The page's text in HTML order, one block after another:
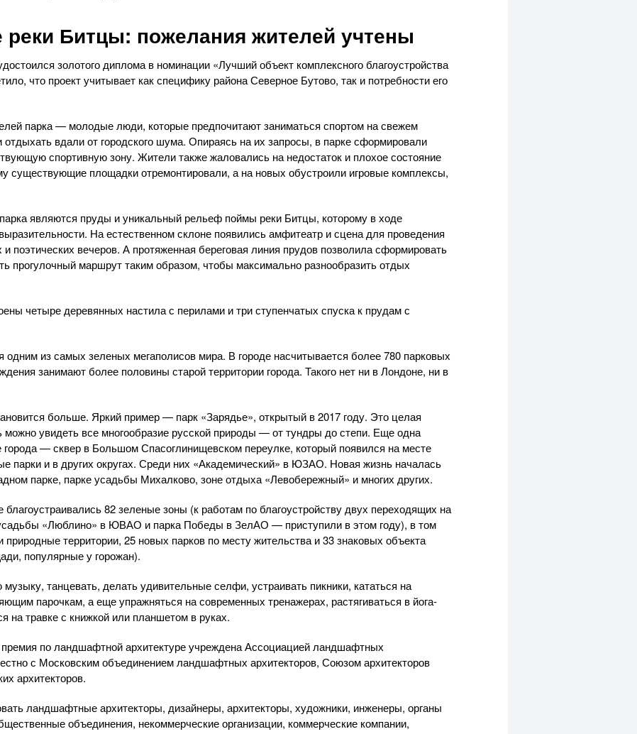
реки Битцы: пожелания жителей учтены
золотого диплома в номинации «Лучший объект комплексного благоустройства
что проект учитывает как специфику района Северное Бутово, так и потребности его
парка — молодые люди, которые предпочитают заниматься спортом на свежем
отдыхать вдали от городского шума. Опираясь на их запросы, в парке сформировали
спортивную зону. Жители также жаловались на недостаток и плохое состояние
существующие площадки отремонтировали, а на новых обустроили игровые комплексы,
являются пруды и уникальный рельеф поймы реки Битцы, которому в ходе
На естественном склоне появились амфитеатр и сцена для проведения
поэтических вечеров. А протяженная береговая линия прудов позволила сформировать
прогулочный маршрут таким образом, чтобы максимально разнообразить отдых
четыре деревянных настила с перилами и три ступенчатых спуска к прудам с
одним из самых зеленых мегаполисов мира. В городе насчитывается более 780 парковых
занимают более половины старой территории города. Такого нет ни в Лондоне, ни в
больше. Яркий пример — парк «Зарядье», открытый в 2017 году. Это целая
можно увидеть все многообразие русской природы — от тундры до степи. Еще одна
города — сквер в Большом Спасоглинищевском переулке, который появился на месте
парки и в других округах. Среди них «Академический» в ЮЗАО. Новая жизнь началась
парке, парке усадьбы Михалково, зоне отдыха «Левобережный» и многих других.
благоустраивались 82 зеленые зоны (к работам по благоустройству двух переходящих на
«Люблино» в ЮВАО и парка Победы в ЗелАО — приступили в этом году), в том
природные территории, 25 новых парков по месту жительства и 33 знаковых объекта
популярные у горожан).
танцевать, делать удивительные селфи, устраивать пикники, кататься на
парочкам, а еще упражняться на современных тренажерах, растягиваться в йога-
на травке с книжкой или планшетом в руках.
премия по ландшафтной архитектуре учреждена Ассоциацией ландшафтных
с Московским объединением ландшафтных архитекторов, Союзом архитекторов
архитекторов.
ландшафтные архитекторы, дизайнеры, архитекторы, художники, инженеры, органы
объединения, некоммерческие организации, коммерческие компании,